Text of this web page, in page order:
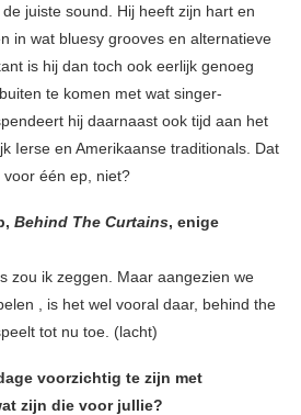
juiste sound. Hij heeft zijn hart en
in wat bluesy grooves en alternatieve
is hij dan toch ook eerlijk genoeg
te komen met wat singer-
hij daarnaast ook tijd aan het
Ierse en Amerikaanse traditionals. Dat
één ep, niet?
Behind The Curtains, enige
zou ik zeggen. Maar aangezien we
, is het wel vooral daar, behind the
tot nu toe. (lacht)
voorzichtig te zijn met
zijn die voor jullie?